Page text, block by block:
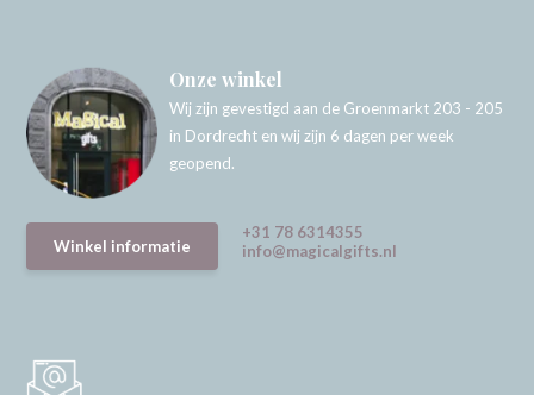
Onze winkel
Wij zijn gevestigd aan de Groenmarkt 203 - 205
in Dordrecht en wij zijn 6 dagen per week
geopend.
Winkel informatie
+31 78 6314355
info@magicalgifts.nl